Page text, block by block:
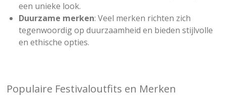
een unieke look.
Duurzame merken: Veel merken richten zich
tegenwoordig op duurzaamheid en bieden stijlvolle
en ethische opties.
Populaire Festivaloutfits en Merken